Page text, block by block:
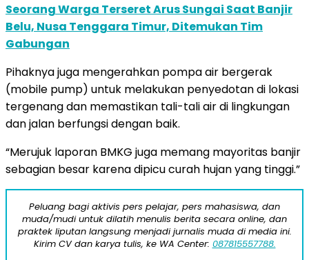
Seorang Warga Terseret Arus Sungai Saat Banjir
Belu, Nusa Tenggara Timur, Ditemukan Tim
Gabungan
Pihaknya juga mengerahkan pompa air bergerak
(mobile pump) untuk melakukan penyedotan di lokasi
tergenang dan memastikan tali-tali air di lingkungan
dan jalan berfungsi dengan baik.
“Merujuk laporan BMKG juga memang mayoritas banjir
sebagian besar karena dipicu curah hujan yang tinggi.”
Peluang bagi aktivis pers pelajar, pers mahasiswa, dan
muda/mudi untuk dilatih menulis berita secara online, dan
praktek liputan langsung menjadi jurnalis muda di media ini.
Kirim CV dan karya tulis, ke WA Center: 087815557788.